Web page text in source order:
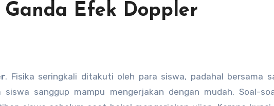
Ganda Efek Doppler
. Fisika seringkali ditakuti oleh para siswa, padahal bersama
siswa sanggup mampu mengerjakan dengan mudah. Soal-